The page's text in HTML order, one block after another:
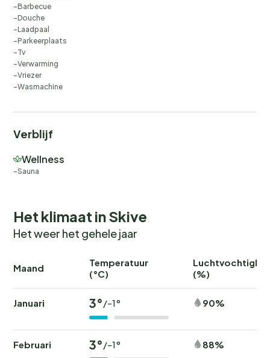
Barbecue
Douche
Laadpaal
Parkeerplaats
Tv
Verwarming
Vriezer
Wasmachine
Verblijf
Wellness
Sauna
Het klimaat in Skive
Het weer het gehele jaar
Maand
Temperatuur
(°C)
(%)
Januari 3°/-1° 90%
Februari 3°/-1° 88%